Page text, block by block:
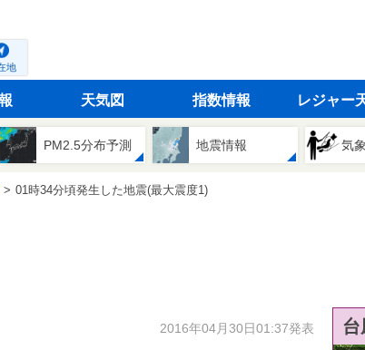
地
天気図 指数情報 レジャー
PM2.5分布予測 地震情報 気
01時34分頃発生した地震(最大震度1)
2016年04月30日01:37発表